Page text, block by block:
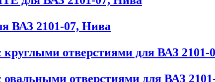
ВАЗ 2101-07, Нива
отверстиями для ВАЗ 2101-
отверстиями для ВАЗ